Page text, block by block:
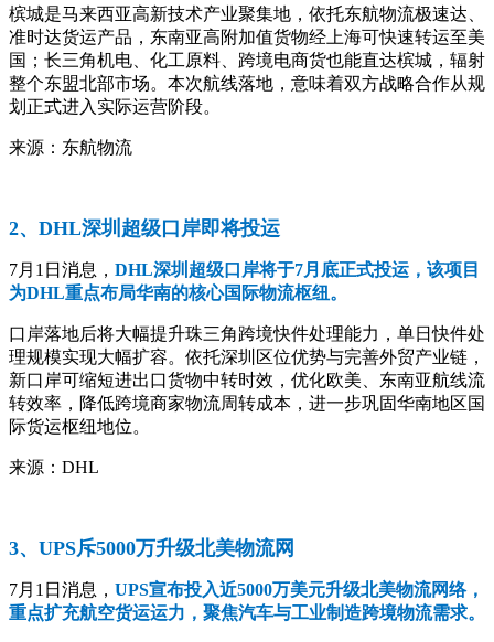
槟城是马来西亚高新技术产业聚集地，依托东航物流极速达、
准时达货运产品，东南亚高附加值货物经上海可快速转运至美
国；长三角机电、化工原料、跨境电商货也能直达槟城，辐射
整个东盟北部市场。本次航线落地，意味着双方战略合作从规
划正式进入实际运营阶段。
来源：东航物流
2、DHL深圳超级口岸即将投运
7月1日消息， DHL深圳超级口岸将于7月底正式投运，该项目
为DHL重点布局华南的核心国际物流枢纽。
口岸落地后将大幅提升珠三角跨境快件处理能力，单日快件处
理规模实现大幅扩容。依托深圳区位优势与完善外贸产业链，
新口岸可缩短进出口货物中转时效，优化欧美、东南亚航线流
转效率，降低跨境商家物流周转成本，进一步巩固华南地区国
际货运枢纽地位。
来源：DHL
3、UPS斥5000万升级北美物流网
7月1日消息， UPS宣布投入近5000万美元升级北美物流网络，
重点扩充航空货运运力，聚焦汽车与工业制造跨境物流需求。